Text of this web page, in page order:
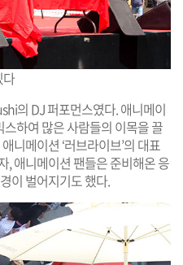
다
의 DJ 퍼포먼스였다. 애니메이
하여 많은 사람들의 이목을 끌
니메이션 ‘러브라이브’의 대표
, 애니메이션 팬들은 준비해온 응
이 벌어지기도 했다.